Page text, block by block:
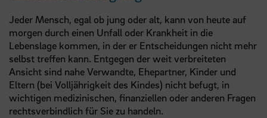
Jeder Mensch, egal ob jung oder alt, kann von heute auf
morgen durch einen Unfall oder Krankheit in die
Lebenslage kommen, in der er Entscheidungen nicht mehr
selbst treffen kann. Entgegen der weit verbreiteten
Ansicht sind nahe Verwandte, Ehepartner, Kinder und
Eltern (bei Volljährigkeit des Kindes) nicht befugt, in
wichtigen medizinischen, finanziellen oder anderen Fragen
rechtsverbindlich für Sie zu handeln.